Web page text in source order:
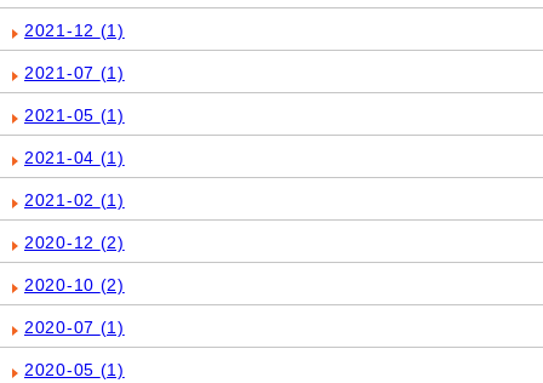
2021-12 (1)
2021-07 (1)
2021-05 (1)
2021-04 (1)
2021-02 (1)
2020-12 (2)
2020-10 (2)
2020-07 (1)
2020-05 (1)